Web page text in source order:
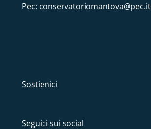
Pec: conservatoriomantova@pec.it
Sostienici
Seguici sui social